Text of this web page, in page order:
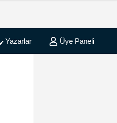
Yazarlar Üye Paneli